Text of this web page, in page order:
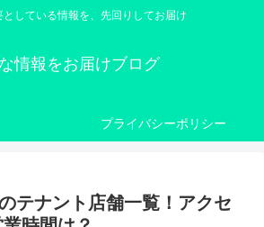
としている情報を、先回りしてお届け
情報をお届けブログ
プライバシーポリシー
テナント店舗一覧！アクセ